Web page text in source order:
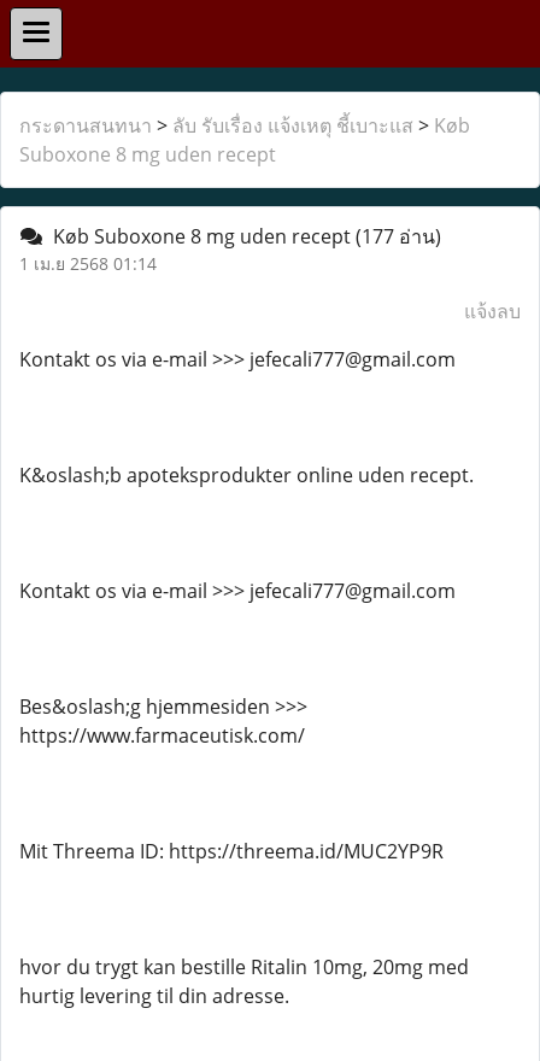
กระดานสนทนา > ลับ รับเรื่อง แจ้งเหตุ ชี้เบาะแส > Køb
Suboxone 8 mg uden recept
Køb Suboxone 8 mg uden recept(177 อ่าน)
1 เม.ย 2568 01:14
แจ้งลบ
Kontakt os via e-mail >>> jefecali777@gmail.com
K&oslash;b apoteksprodukter online uden recept.
Kontakt os via e-mail >>> jefecali777@gmail.com
Bes&oslash;g hjemmesiden >>>
https://www.farmaceutisk.com/
Mit Threema ID: https://threema.id/MUC2YP9R
hvor du trygt kan bestille Ritalin 10mg, 20mg med
hurtig levering til din adresse.